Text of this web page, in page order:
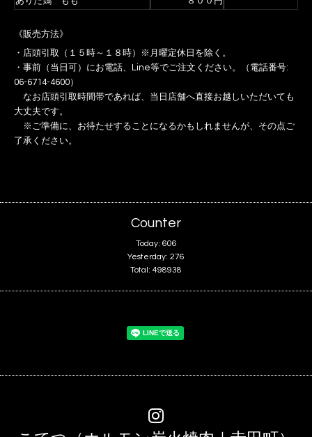
《販売方法》
・店頭引取（１５時～１８時）※月曜定休日を除く。
・事前（当日可）にお電話、Line等でご注文ください。（ 電話番号:
06-6714-4600）
なお店頭引取時間帯であれば、当日店舗へ直接お越しいただいても
大丈夫です。
※ご準備に、お待たせすることになるかもしれませんが、その点ご
了承ください。
Counter
Today: 606
Yesterday: 276
Total: 498938